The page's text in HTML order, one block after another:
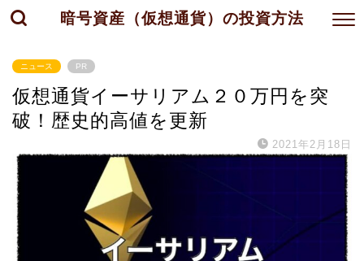
暗号資産（仮想通貨）の投資方法
ニュース PR
仮想通貨イーサリアム２０万円を突
破！歴史的高値を更新
2021年2月18日